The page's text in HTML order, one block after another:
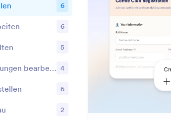
6
6
5
Formulareinstellungen bearbeiten 4
6
2